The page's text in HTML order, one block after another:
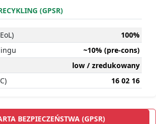
(GPSR)
100%
~10% (pre-cons)
low / zredukowany
16 02 16
BEZPIECZEŃSTWA (GPSR)